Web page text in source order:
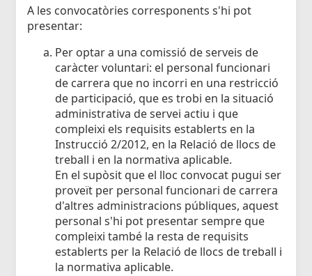
A les convocatòries corresponents s'hi pot
presentar:
Per optar a una comissió de serveis de
caràcter voluntari: el personal funcionari
de carrera que no incorri en una restricció
de participació, que es trobi en la situació
administrativa de servei actiu i que
compleixi els requisits establerts en la
Instrucció 2/2012, en la Relació de llocs de
treball i en la normativa aplicable.
En el supòsit que el lloc convocat pugui ser
proveït per personal funcionari de carrera
d'altres administracions públiques, aquest
personal s'hi pot presentar sempre que
compleixi també la resta de requisits
establerts per la Relació de llocs de treball i
la normativa aplicable.